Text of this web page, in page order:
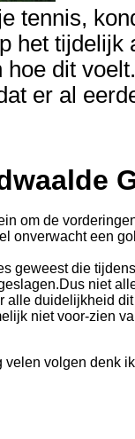
tennis,
het tijdelijk
hoe dit voelt.
er al
om de
onverwacht een
geweest die
Dus niet
alle duidelijkheid
niet voor-zien
velen volgen denk